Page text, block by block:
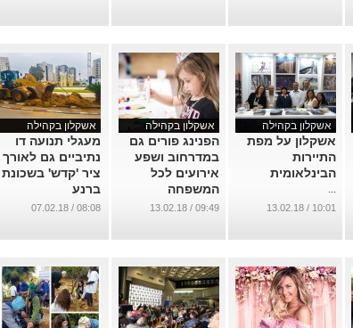
אשקלון בקהילה
אשקלון על מפת
התיירות
הבינלאומית
...
10:01 / 13.02.18
אשקלון בקהילה
הפנינג פורים גם
במדרחוב ושפע
אירועים לכל
המשפחה
...
09:49 / 13.02.18
אשקלון בקהילה
מעגלי תנועה דו
נתיביים גם לאורך
ציר 'קדש' בשכונת
ברנע
...
08:08 / 07.02.18